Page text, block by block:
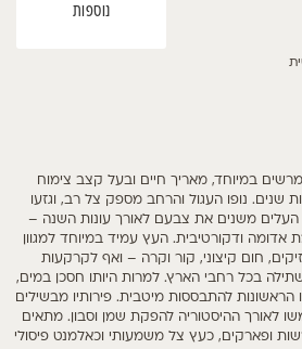
נוספות
במיוחד, מאריך חיים ובעל קצב צימוח
שנים. נופו העגול והרחב מספק צל רב, וגזעו
העלים משנים את צבעם לאורך עונות השנה –
אדומה ודקורטיבית. העץ עמיד במיוחד למגוון
חום קיצוני, קור וקרה – ואף לקרקעות
בכל רחבי הארץ. למרות היותו חסכן במים,
הראשונות להתבססות מיטבית. פירותיו
מבשילים
לאורך ההיסטוריה להפקת שמן וסבון. מתאים
ופארקים, כעץ צל משמעותי וכאלמנט פיסולי